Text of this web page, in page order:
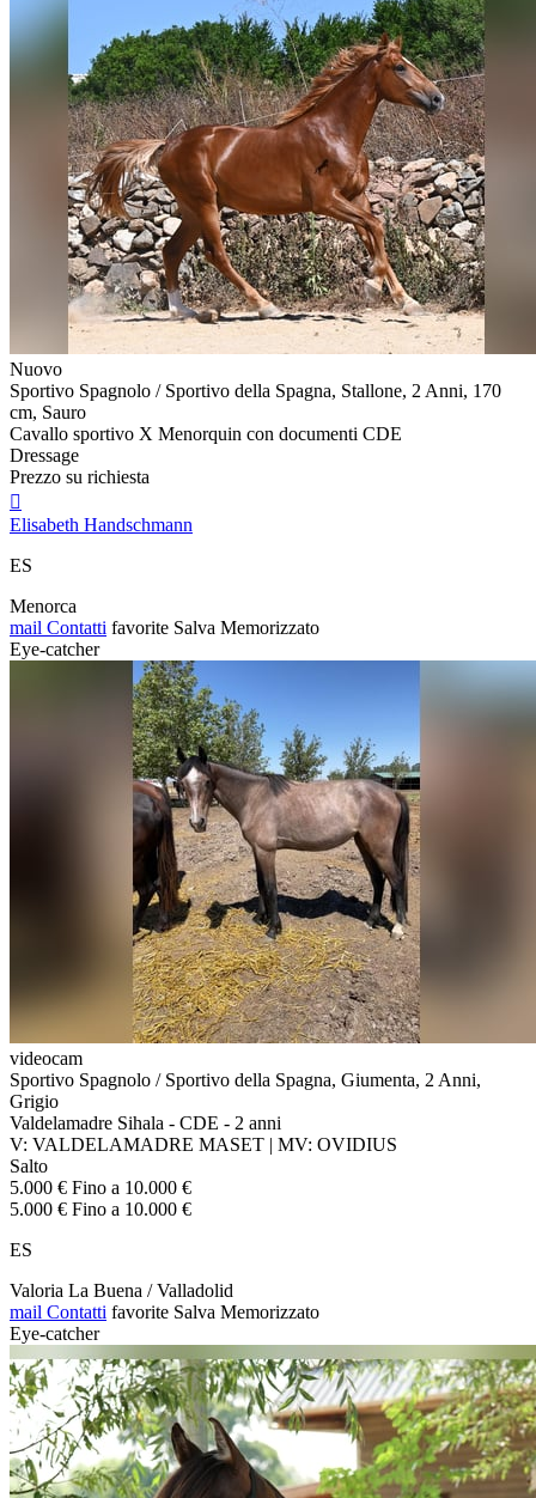
Nuovo
Sportivo Spagnolo / Sportivo della Spagna, Stallone, 2 Anni, 170
cm, Sauro
Cavallo sportivo X Menorquin con documenti CDE
Dressage
Prezzo su richiesta

Elisabeth Handschmann
ES
Menorca
mail Contatti favorite Salva Memorizzato
Eye-catcher
videocam
Sportivo Spagnolo / Sportivo della Spagna, Giumenta, 2 Anni,
Grigio
Valdelamadre Sihala - CDE - 2 anni
V: VALDELAMADRE MASET | MV: OVIDIUS
Salto
5.000 € Fino a 10.000 €
5.000 € Fino a 10.000 €
ES
Valoria La Buena / Valladolid
mail Contatti favorite Salva Memorizzato
Eye-catcher